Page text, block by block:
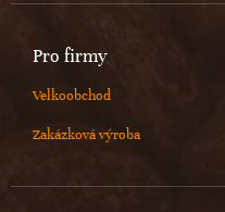
Pro firmy
Velkoobchod
Zakázková výroba